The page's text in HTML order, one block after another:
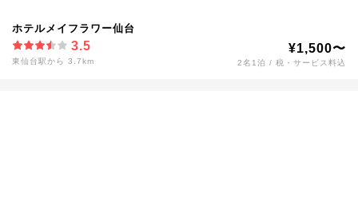
ホテルメイフラワー仙台
3.5
東仙台駅から 3.7km
¥1,500〜
2名1泊 / 税・サービス料込